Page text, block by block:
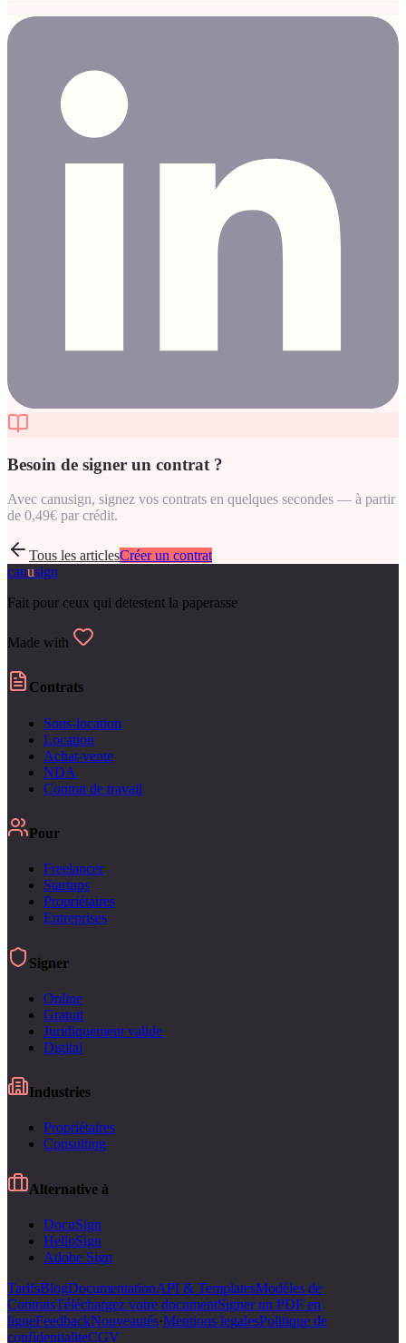
Besoin de signer un contrat ?
Avec canusign, signez vos contrats en quelques secondes — à partir
de 0,49€ par crédit.
Tous les articlesCréer un contrat
canusign
Fait pour ceux qui detestent la paperasse
Made with
Contrats
Sous-location
Location
Achat-vente
NDA
Contrat de travail
Pour
Freelancer
Startups
Propriétaires
Entreprises
Signer
Online
Gratuit
Juridiquement valide
Digital
Industries
Propriétaires
Consulting
Alternative à
DocuSign
HelloSign
Adobe Sign
TarifsBlogDocumentationAPI & TemplatesModèles de
ContratsTéléchargez votre documentSigner un PDF en
ligneFeedbackNouveautés·Mentions legalesPolitique de
confidentialiteCGV